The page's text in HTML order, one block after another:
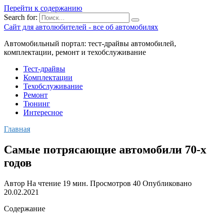
Перейти к содержанию
Search for:
Сайт для автолюбителей - все об автомобилях
Автомобильный портал: тест-драйвы автомобилей,
комплектации, ремонт и техобслуживание
Тест-драйвы
Комплектации
Техобслуживание
Ремонт
Тюнинг
Интересное
Главная
Самые потрясающие автомобили 70-х
годов
Автор На чтение 19 мин. Просмотров 40 Опубликовано
20.02.2021
Содержание